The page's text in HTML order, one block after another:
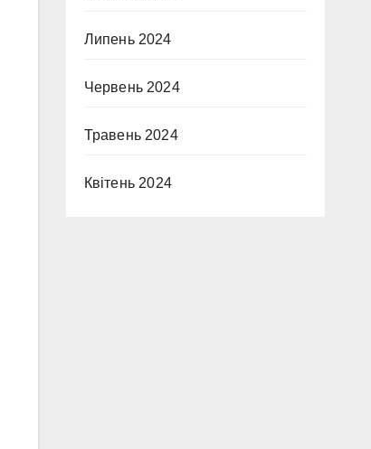
Липень 2024
Червень 2024
Травень 2024
Квітень 2024